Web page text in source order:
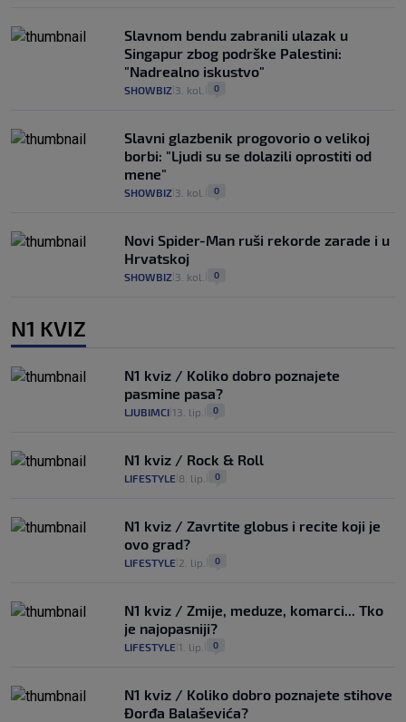
Slavnom bendu zabranili ulazak u
Singapur zbog podrške Palestini:
"Nadrealno iskustvo"
SHOWBIZ 3. kol. 0
Slavni glazbenik progovorio o velikoj
borbi: "Ljudi su se dolazili oprostiti od
mene"
SHOWBIZ 3. kol. 0
Novi Spider-Man ruši rekorde zarade i u
Hrvatskoj
SHOWBIZ 3. kol. 0
N1 KVIZ
N1 kviz / Koliko dobro poznajete
pasmine pasa?
LJUBIMCI 13. lip. 0
N1 kviz / Rock & Roll
LIFESTYLE 8. lip. 0
N1 kviz / Zavrtite globus i recite koji je
ovo grad?
LIFESTYLE 2. lip. 0
N1 kviz / Zmije, meduze, komarci... Tko
je najopasniji?
LIFESTYLE 1. lip. 0
N1 kviz / Koliko dobro poznajete stihove
Đorđa Balaševića?